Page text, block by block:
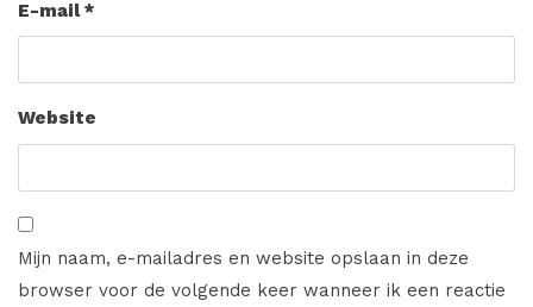
E-mail*
Website
Mijn naam, e-mailadres en website opslaan in deze
browser voor de volgende keer wanneer ik een reactie